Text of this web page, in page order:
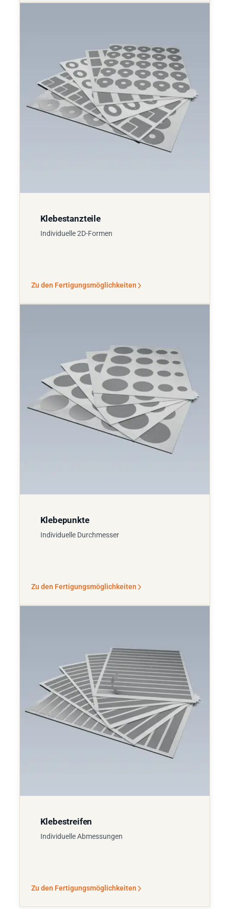
Klebestanzteile
Individuelle 2D-Formen
Zu den Fertigungsmöglichkeiten
Klebepunkte
Individuelle Durchmesser
Zu den Fertigungsmöglichkeiten
Klebestreifen
Individuelle Abmessungen
Zu den Fertigungsmöglichkeiten